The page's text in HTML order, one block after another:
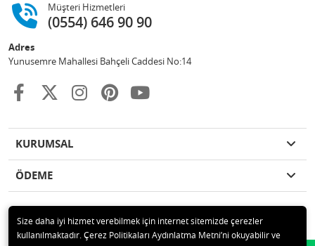
Müşteri Hizmetleri
(0554) 646 90 90
Adres
Yunusemre Mahallesi Bahçeli Caddesi No:14
KURUMSAL
ÖDEME
© 2020 GKN STORE TEMİZLİK MADDELERİ SAN TİC LTD ŞTİ Tüm hakları
Size daha iyi hizmet verebilmek için internet sitemizde çerezler
kullanılmaktadır. Çerez Politikaları Aydınlatma Metni’ni okuyabilir ve